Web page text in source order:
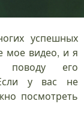
успешных
мое видео, и я
его
у вас не
посмотреть